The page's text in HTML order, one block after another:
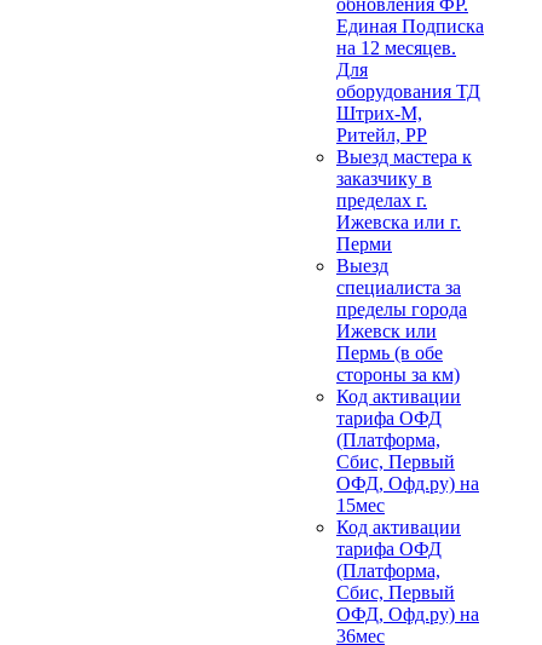
обновления ФР.
Единая Подписка
на 12 месяцев.
Для
оборудования ТД
Штрих-М,
Ритейл, РР
Выезд мастера к
заказчику в
пределах г.
Ижевска или г.
Перми
Выезд
специалиста за
пределы города
Ижевск или
Пермь (в обе
стороны за км)
Код активации
тарифа ОФД
(Платформа,
Сбис, Первый
ОФД, Офд.ру) на
15мес
Код активации
тарифа ОФД
(Платформа,
Сбис, Первый
ОФД, Офд.ру) на
36мес